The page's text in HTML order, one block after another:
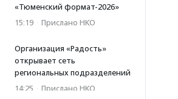
«Тюменский формат-2026»
15:19 · Прислано НКО
Организация «Радость»
открывает сеть
региональных подразделений
14:25 · Прислано НКО